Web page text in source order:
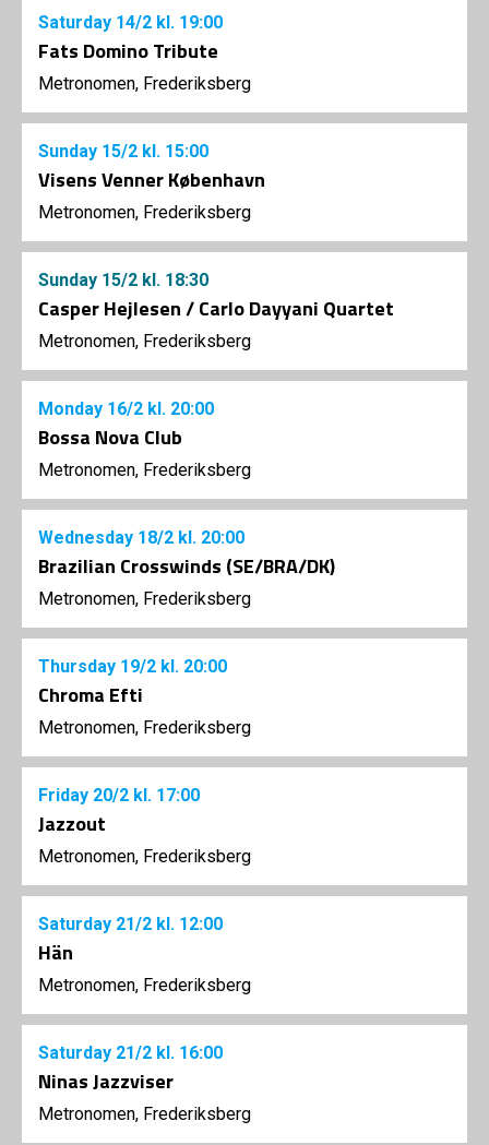
Saturday 14/2 kl. 19:00
Fats Domino Tribute
Metronomen, Frederiksberg
Sunday 15/2 kl. 15:00
Visens Venner København
Metronomen, Frederiksberg
Sunday 15/2 kl. 18:30
Casper Hejlesen / Carlo Dayyani Quartet
Metronomen, Frederiksberg
Monday 16/2 kl. 20:00
Bossa Nova Club
Metronomen, Frederiksberg
Wednesday 18/2 kl. 20:00
Brazilian Crosswinds (SE/BRA/DK)
Metronomen, Frederiksberg
Thursday 19/2 kl. 20:00
Chroma Efti
Metronomen, Frederiksberg
Friday 20/2 kl. 17:00
Jazzout
Metronomen, Frederiksberg
Saturday 21/2 kl. 12:00
Hän
Metronomen, Frederiksberg
Saturday 21/2 kl. 16:00
Ninas Jazzviser
Metronomen, Frederiksberg